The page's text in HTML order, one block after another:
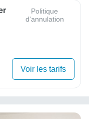
Politique
d'annulation
Voir les tarifs